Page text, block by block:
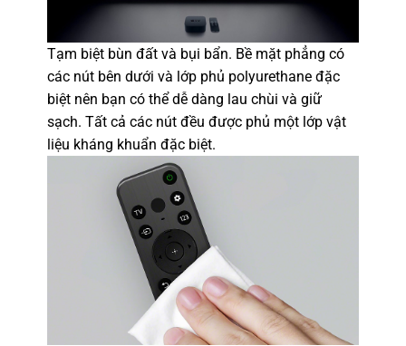
Tạm biệt bùn đất và bụi bẩn. Bề mặt phẳng có
các nút bên dưới và lớp phủ polyurethane đặc
biệt nên bạn có thể dễ dàng lau chùi và giữ
sạch. Tất cả các nút đều được phủ một lớp vật
liệu kháng khuẩn đặc biệt.